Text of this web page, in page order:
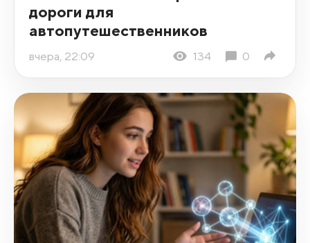
дороги для
автопутешественников
вчера, 22:09 134 0